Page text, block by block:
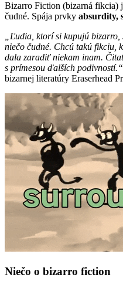
Bizarro Fiction (bizarná fikcia)
čudné. Spája prvky absurdity,
„Ľudia, ktorí si kupujú
niečo čudné. Chcú takú fikciu,
dala zaradiť niekam inam.
s prímesou ďalších podivností.“
bizarnej literatúry Eraserhead
Niečo o bizarro fiction